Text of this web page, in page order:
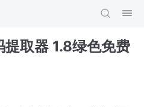
取器 1.8绿色免费